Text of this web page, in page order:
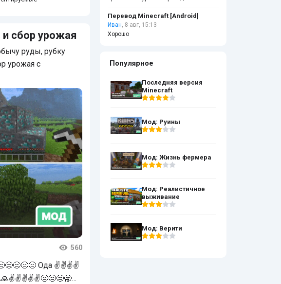
сбор урожая
руды, рубку
урожая с
560
Ода ✌✌✌✌
Перевод Minecraft [Android]
Иван, 8 авг, 15:13
Хорошо
Популярное
Последняя версия
Minecraft
Мод: Руины
Мод: Жизнь фермера
Мод: Реалистичное
выживание
Мод: Верити